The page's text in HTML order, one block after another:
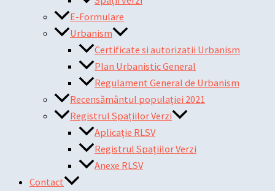
E-Formulare
Urbanism
Certificate si autorizatii Urbanism
Plan Urbanistic General
Regulament General de Urbanism
Recensământul populației 2021
Registrul Spațiilor Verzi
Aplicație RLSV
Registrul Spațiilor Verzi
Anexe RLSV
Contact